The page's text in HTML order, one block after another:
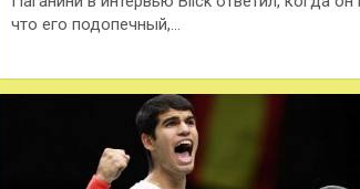
что его подопечный,…